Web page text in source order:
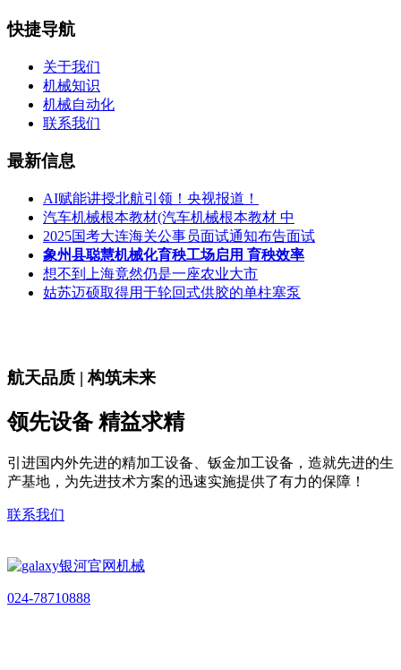
快捷导航
关于我们
机械知识
机械自动化
联系我们
最新信息
AI赋能讲授北航引领！央视报道！
汽车机械根本教材(汽车机械根本教材 中
2025国考大连海关公事员面试通知布告面试
象州县聪慧机械化育秧工场启用 育秧效率
想不到上海竟然仍是一座农业大市
姑苏迈硕取得用于轮回式供胶的单柱塞泵
航天品质 | 构筑未来
领先设备 精益求精
引进国内外先进的精加工设备、钣金加工设备，造就先进的生
产基地，为先进技术方案的迅速实施提供了有力的保障！
联系我们
024-78710888